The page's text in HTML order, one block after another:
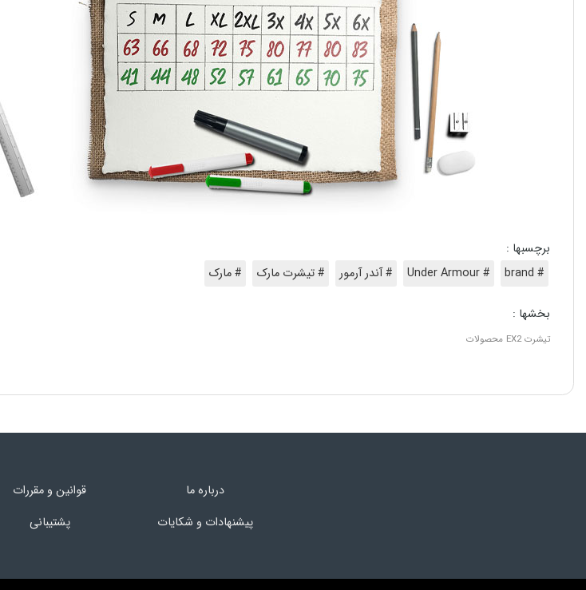
برچسبها :
# brand
# Under Armour # آندر آرمور # تیشرت مارک # مارک
بخشها :
تیشرت EX2 محصولات
درباره ما قوانین و مقررات
پیشنهادات و شکایات
پشتیبانی